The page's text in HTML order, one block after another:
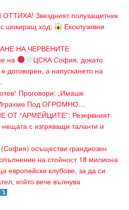
Звездният полузащитник
шокиращ ход:
Ексклузивни
НА ЧЕРВЕНИТЕ
на
ЦСКА София, докато
договорен, а напускането на
Проговори: „Имаше
Играхме Под ОГРОМНО…
“АРМЕЙЦИТЕ”: Резервният
с изгряващи таланти и
осъществи грандиозен
на стойност 18 милиона
европейски клубове, за да си
който вече вълнува